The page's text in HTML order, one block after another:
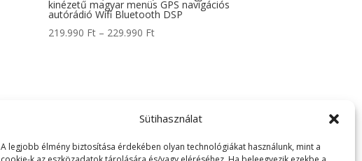
Sütihasználat
A legjobb élmény biztosítása érdekében olyan technológiákat használunk, mint a
kinézetű magyar menüs GPS navigációs
autórádió Wifi Bluetooth DSP
219.990 Ft – 229.990 FtÁrtartomány: